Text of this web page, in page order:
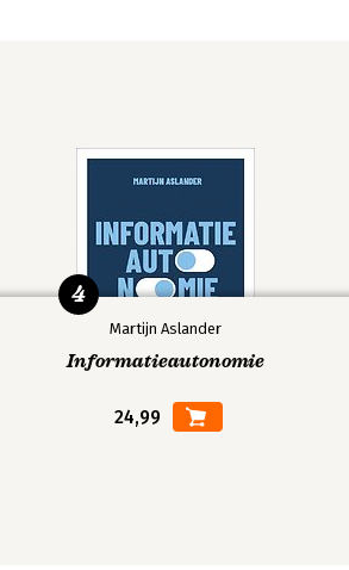
Martijn Aslander
Informatieautonomie
24,99
4